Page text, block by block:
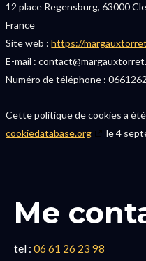
12 place Regensburg, 63000
France
Site web :https://
E-mail :contact@
Numéro de téléphone :
Cette politique de cookies a
cookiedatabase.org
le 4
Me
tel : 06 61 26 23 98